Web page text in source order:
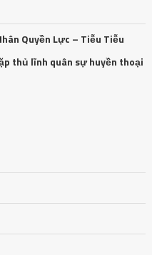
Quyền Lực – Tiễu Tiễu
thủ lĩnh quân sự huyền thoại